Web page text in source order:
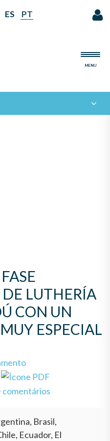
ES PT
MENU
DE LUTHERÍA
CON UN
ESPECIAL
Brasil,
Ecuador, El